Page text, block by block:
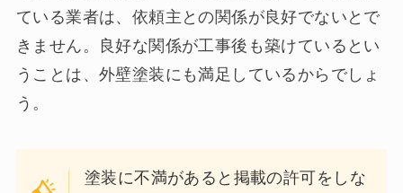
ている業者は、依頼主との関係が良好でないとで
きません。良好な関係が工事後も築けているとい
うことは、外壁塗装にも満足しているからでしょ
う。
塗装に不満があると掲載の許可をしな